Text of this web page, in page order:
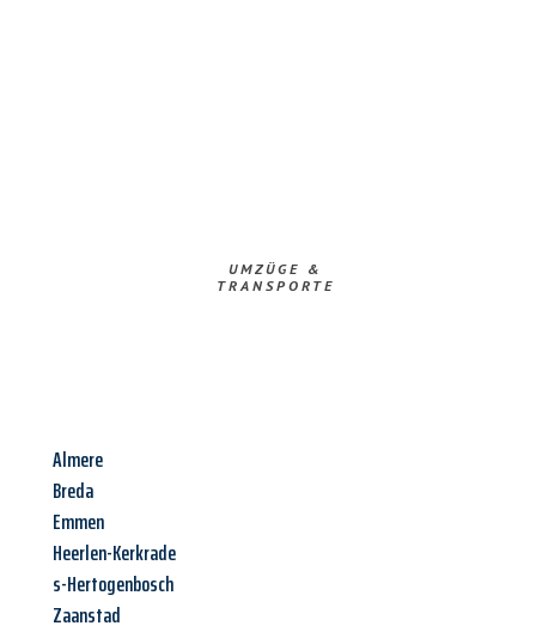
UMZÜGE &
TRANSPORTE
Almere
Breda
Emmen
Heerlen-Kerkrade
s-Hertogenbosch
Zaanstad